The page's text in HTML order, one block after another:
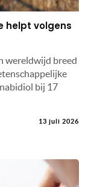
helpt volgens
wereldwijd breed
bij 17
13 juli 2026